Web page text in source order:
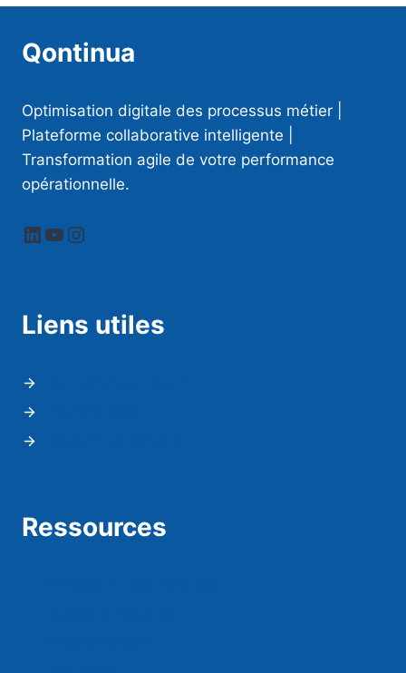
Qontinua
Optimisation digitale des processus métier |
Plateforme collaborative intelligente |
Transformation agile de votre performance
opérationnelle.
LinkedIn
YouTube
Instagram
Liens utiles
Ressources